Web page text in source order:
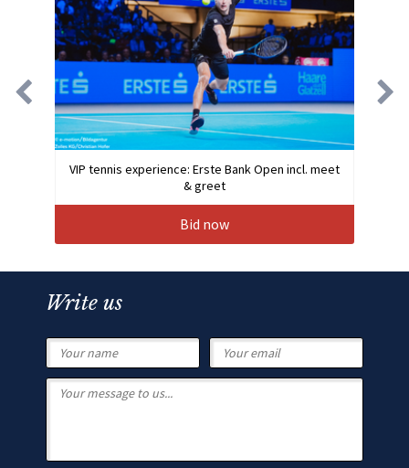
VIP tennis experience: Erste Bank Open incl. meet
& greet
Bid now
Write us